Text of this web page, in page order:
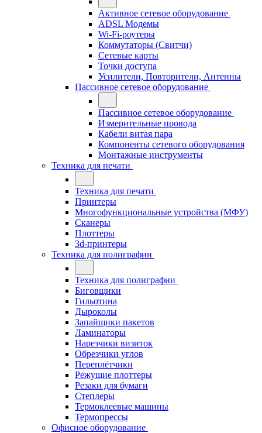
Активное сетевое оборудование
ADSL Модемы
Wi-Fi-роутеры
Коммутаторы (Свитчи)
Сетевые карты
Точки доступа
Усилители, Повторители, Антенны
Пассивное сетевое оборудование
Пассивное сетевое оборудование
Измерительные провода
Кабели витая пара
Компоненты сетевого оборудования
Монтажные инструменты
Техника для печати
Техника для печати
Принтеры
Многофункциональные устройства (МФУ)
Сканеры
Плоттеры
3d-принтеры
Техника для полиграфии
Техника для полиграфии
Биговщики
Гильотина
Дыроколы
Запайщики пакетов
Ламинаторы
Нарезчики визиток
Обрезчики углов
Переплётчики
Режущие плоттеры
Резаки для бумаги
Степлеры
Термоклеевые машины
Термопрессы
Офисное оборудование